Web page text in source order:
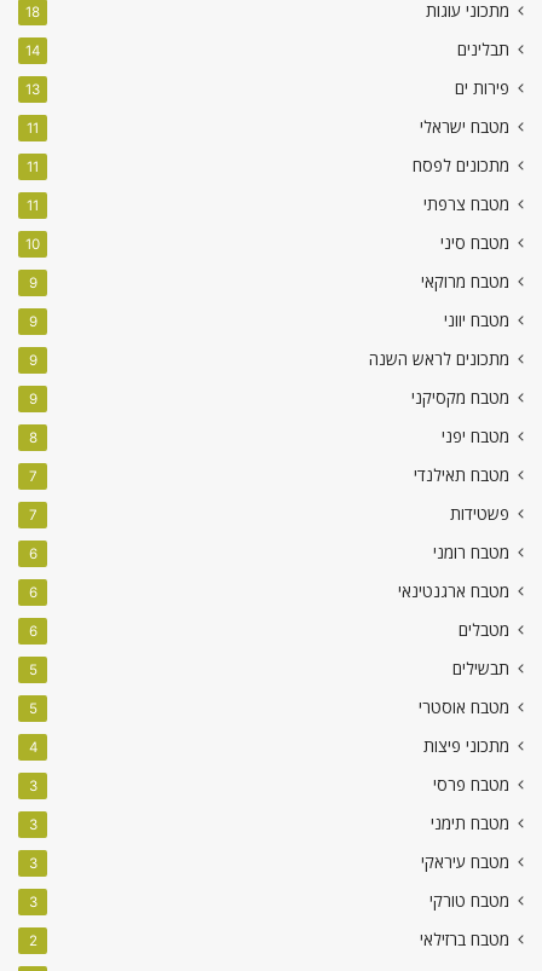
מתכוני עוגות 18
תבלינים 14
פירות ים 13
מטבח ישראלי 11
מתכונים לפסח 11
מטבח צרפתי 11
מטבח סיני 10
מטבח מרוקאי 9
מטבח יווני 9
מתכונים לראש השנה 9
מטבח מקסיקני 9
מטבח יפני 8
מטבח תאילנדי 7
פשטידות 7
מטבח רומני 6
מטבח ארגנטינאי 6
מטבלים 6
תבשילים 5
מטבח אוסטרי 5
מתכוני פיצות 4
מטבח פרסי 3
מטבח תימני 3
מטבח עיראקי 3
מטבח טורקי 3
מטבח ברזילאי 2